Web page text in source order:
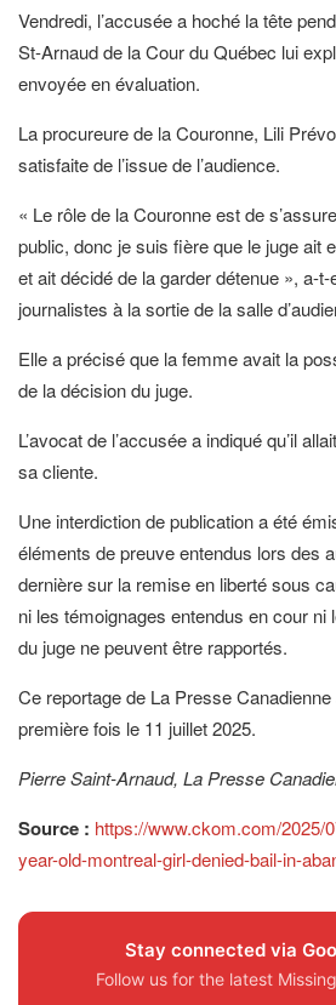
Vendredi, l’accusée a hoché la tête
St-Arnaud de la Cour du Québec lui
envoyée en évaluation.
La procureure de la Couronne, Lili
satisfaite de l’issue de l’audience.
« Le rôle de la Couronne est de
public, donc je suis fière que le juge ait
et ait décidé de la garder détenue », a-
journalistes à la sortie de la salle
Elle a précisé que la femme avait la
de la décision du juge.
L’avocat de l’accusée a indiqué qu’il
sa cliente.
Une interdiction de publication a été
éléments de preuve entendus lors des
dernière sur la remise en liberté sous
ni les témoignages entendus en cour
du juge ne peuvent être rapportés.
Ce reportage de La Presse
première fois le 11 juillet 2025.
Pierre Saint-Arnaud, La Presse
Source : https://www.ckom.com/2025/
year-old-montreal-girl-denied-bail-in-
Stay connected via
Follow us for the latest